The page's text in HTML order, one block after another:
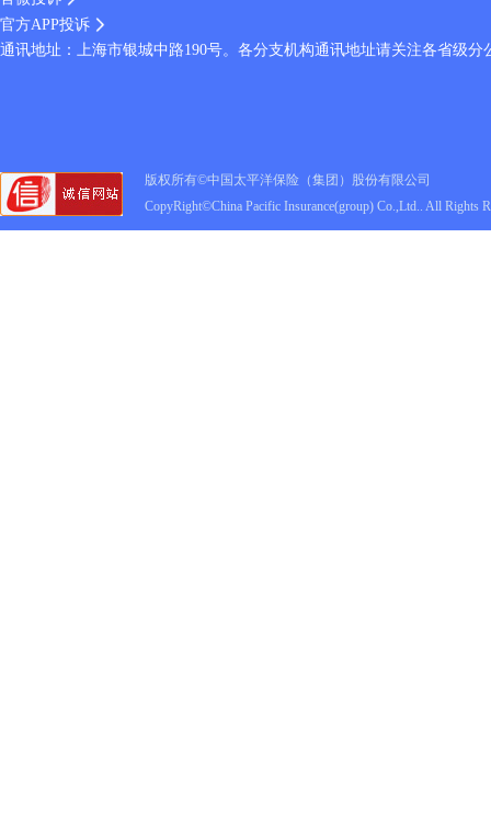
官方APP投诉
通讯地址：上海市银城中路190号。各分支机构通讯地址请关注各省级
版权所有©中国太平洋保险（集团）股份有限公司
CopyRight©China Pacific Insurance(group) Co.,Ltd.. All Rights